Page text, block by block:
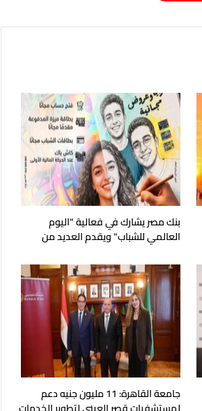
بنك مصر يشارك في فعالية "اليوم
العالمي للشباب" ويقدم العديد من
العروض المجانية
جامعة القاهرة: 11 مليون جنيه دعم